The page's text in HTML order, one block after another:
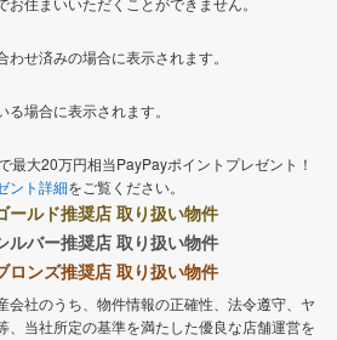
せ済みの場合に表示されます。
場合に表示されます。
最大20万円相当PayPayポイントプレゼント！
ント詳細をご覧ください。
ールド推奨店 取り扱い物件
ルバー推奨店 取り扱い物件
ロンズ推奨店 取り扱い物件
会社のうち、物件情報の正確性、法令遵守、ヤ
、当社所定の基準を満たした優良な店舗運営を